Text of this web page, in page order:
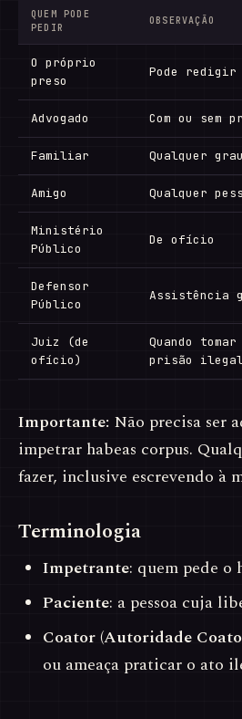
QUEM PODE
PEDIR
OBSERVAÇÃO
O próprio
preso
Pode redigir
Advogado Com ou sem
Familiar Qualquer
Amigo Qualquer
Ministério
Público
De ofício
Defensor
Público
Assistência
Juiz (de
ofício)
Quando
prisão
Importante: Não precisa ser
impetrar habeas corpus.
fazer, inclusive escrevendo à
Terminologia
Impetrante: quem pede o
Paciente: a pessoa cuja
Coator (Autoridade
ou ameaça praticar o ato